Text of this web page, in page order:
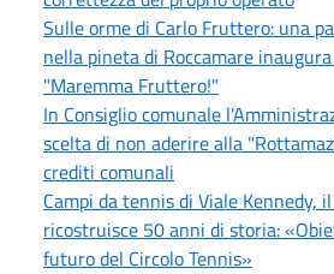
Sulle orme di Carlo Fruttero: una
nella pineta di Roccamare
"Maremma Fruttero!"
In Consiglio comunale
scelta di non aderire alla
crediti comunali
Campi da tennis di Viale Kennedy,
ricostruisce 50 anni di storia:
futuro del Circolo Tennis»